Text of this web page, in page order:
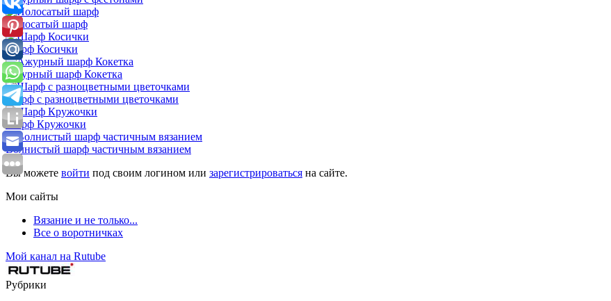
Полосатый шарф
Шарф Косички
Ажурный шарф Кокетка
Шарф с разноцветными цветочками
Шарф Кружочки
Волнистый шарф частичным вязанием
Вы можете войти под своим логином или зарегистрироваться на сайте.
Мои сайты
Вязание и не только...
Все о воротничках
Мой канал на Rutube
Рубрики